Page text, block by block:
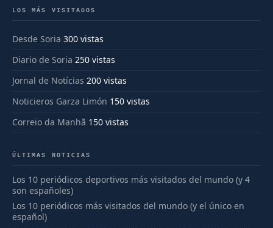
LOS MÁS VISITADOS
Desde Soria 300 vistas
Diario de Soria 250 vistas
Jornal de Notícias 200 vistas
Noticieros Garza Limón 150 vistas
Correio da Manhã 150 vistas
ÚLTIMAS NOTICIAS
Los 10 periódicos deportivos más visitados del mundo (y 4
son españoles)
Los 10 periódicos más visitados del mundo (y el único en
español)